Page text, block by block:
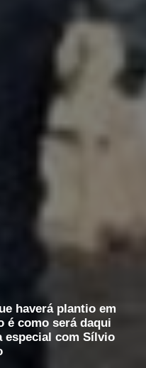
haverá plantio em
é como será daqui
especial com Sílvio